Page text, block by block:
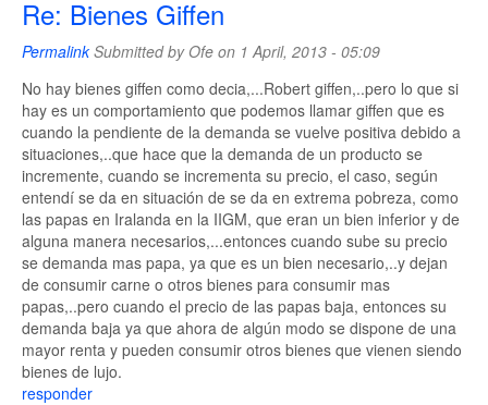
Re: Bienes Giffen
PermalinkSubmitted by Ofe on 1 April, 2013 - 05:09
No hay bienes giffen como decia,...Robert giffen,..pero lo que si
hay es un comportamiento que podemos llamar giffen que es
cuando la pendiente de la demanda se vuelve positiva debido a
situaciones,..que hace que la demanda de un producto se
incremente, cuando se incrementa su precio, el caso, según
entendí se da en situación de se da en extrema pobreza, como
las papas en Iralanda en la IIGM, que eran un bien inferior y de
alguna manera necesarios,...entonces cuando sube su precio
se demanda mas papa, ya que es un bien necesario,..y dejan
de consumir carne o otros bienes para consumir mas
papas,..pero cuando el precio de las papas baja, entonces su
demanda baja ya que ahora de algún modo se dispone de una
mayor renta y pueden consumir otros bienes que vienen siendo
bienes de lujo.
responder